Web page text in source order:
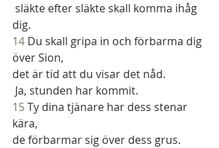
dig.
14 Du skall gripa in och förbarma dig
över Sion,
det är tid att du visar det nåd.
Ja, stunden har kommit.
15 Ty dina tjänare har dess stenar
kära,
de förbarmar sig över dess grus.